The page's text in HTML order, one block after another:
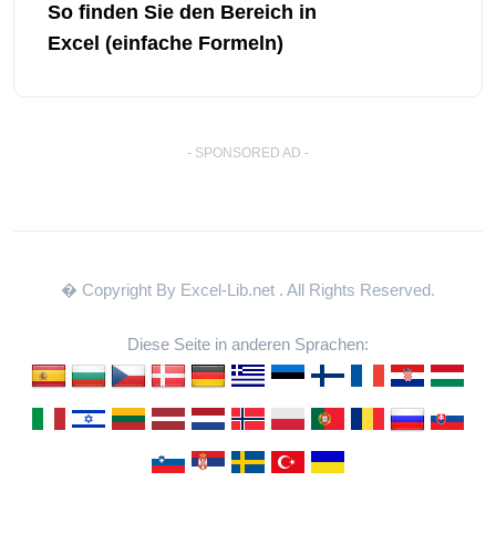
So finden Sie den Bereich in
Excel (einfache Formeln)
- SPONSORED AD -
� Copyright By Excel-Lib.net . All Rights Reserved.
Diese Seite in anderen Sprachen: